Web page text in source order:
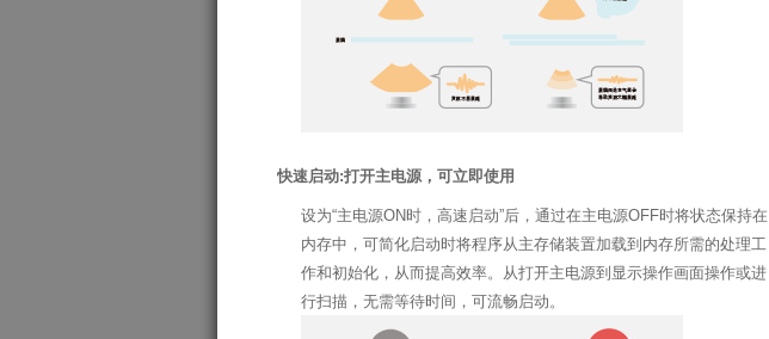
快速启动:打开主电源，可立即使用
设为“主电源ON时，高速启动”后，通过在主电源OFF时将状态保持在
内存中，可简化启动时将程序从主存储装置加载到内存所需的处理工
作和初始化，从而提高效率。从打开主电源到显示操作画面操作或进
行扫描，无需等待时间，可流畅启动。